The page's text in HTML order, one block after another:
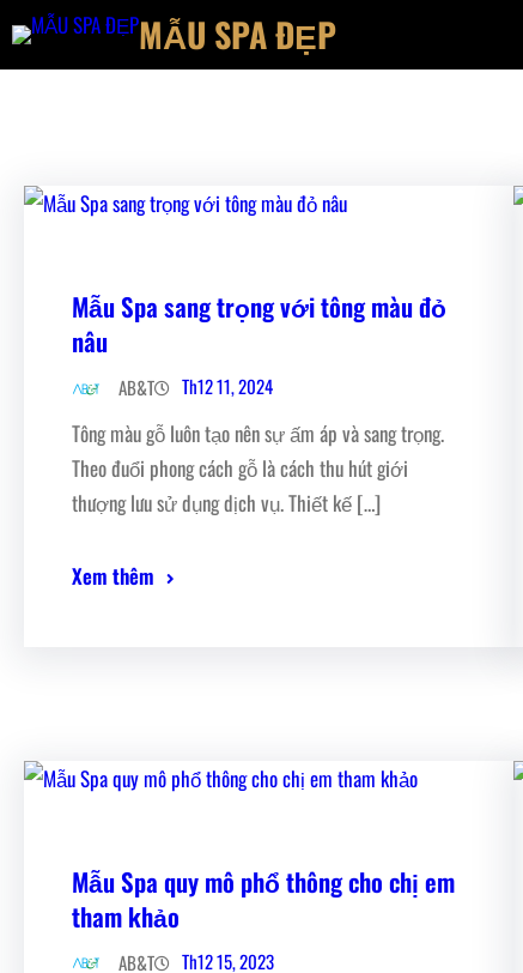
Chuyển
đến
MẪU SPA ĐẸP
Mẫu Spa sang trọng với tông màu đỏ
nâu
AB&T Th12 11, 2024
Tông màu gỗ luôn tạo nên sự ấm áp và sang trọng.
Theo đuổi phong cách gỗ là cách thu hút giới
thượng lưu sử dụng dịch vụ. Thiết kế […]
Xem thêm
Mẫu Spa quy mô phổ thông cho chị em
tham khảo
AB&T Th12 15, 2023